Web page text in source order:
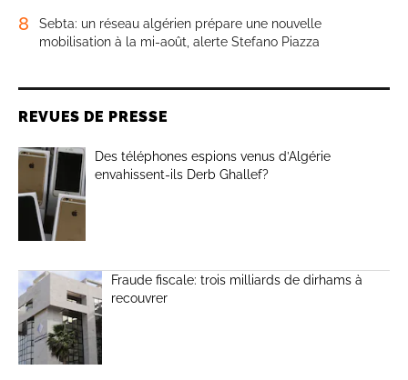
8
Sebta: un réseau algérien prépare une nouvelle
mobilisation à la mi-août, alerte Stefano Piazza
REVUES DE PRESSE
Des téléphones espions venus d’Algérie
envahissent-ils Derb Ghallef?
Fraude fiscale: trois milliards de dirhams à
recouvrer